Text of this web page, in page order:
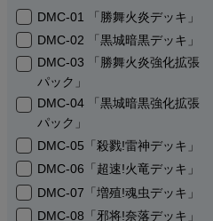
DMC-01 「勝舞火炎デッキ」
DMC-02 「黒城暗黒デッキ」
DMC-03 「勝舞火炎強化拡張
パック」
DMC-04 「黒城暗黒強化拡張
パック」
DMC-05「殺戮!雷神デッキ」
DMC-06「超速!火竜デッキ」
DMC-07「増殖!魂虫デッキ」
DMC-08「邪将!奈落デッキ」